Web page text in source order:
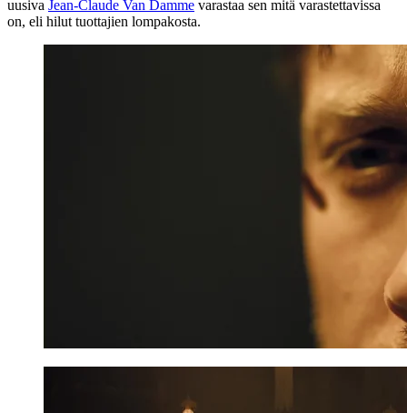
uusiva Jean-Claude Van Damme varastaa sen mitä varastettavissa
on, eli hilut tuottajien lompakosta.